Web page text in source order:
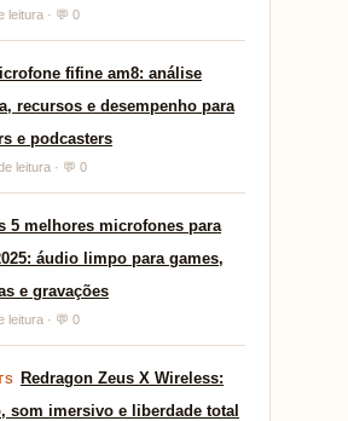
leitura · 💬 0
fifine am8: análise
recursos e desempenho para
e podcasters
leitura · 💬 0
5 melhores microfones para
áudio limpo para games,
e gravações
leitura · 💬 0
Redragon Zeus X Wireless:
som imersivo e liberdade total